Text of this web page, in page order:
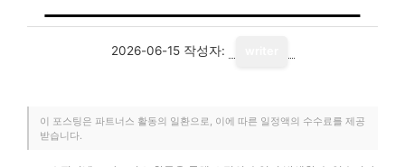
2026-06-15 작성자:
이 포스팅은 파트너스 활동의 일환으로, 이에 따른 일정액의 수수료를 제공
받습니다.